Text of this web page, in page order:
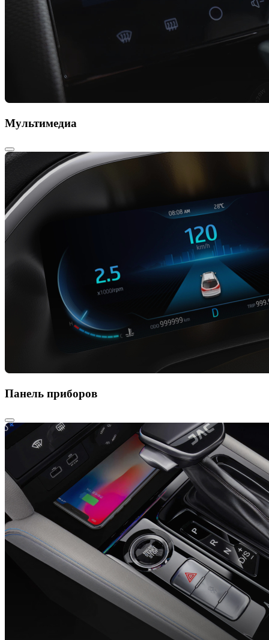
Мультимедиа
Панель приборов